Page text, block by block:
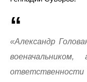
«Александр
ответственности